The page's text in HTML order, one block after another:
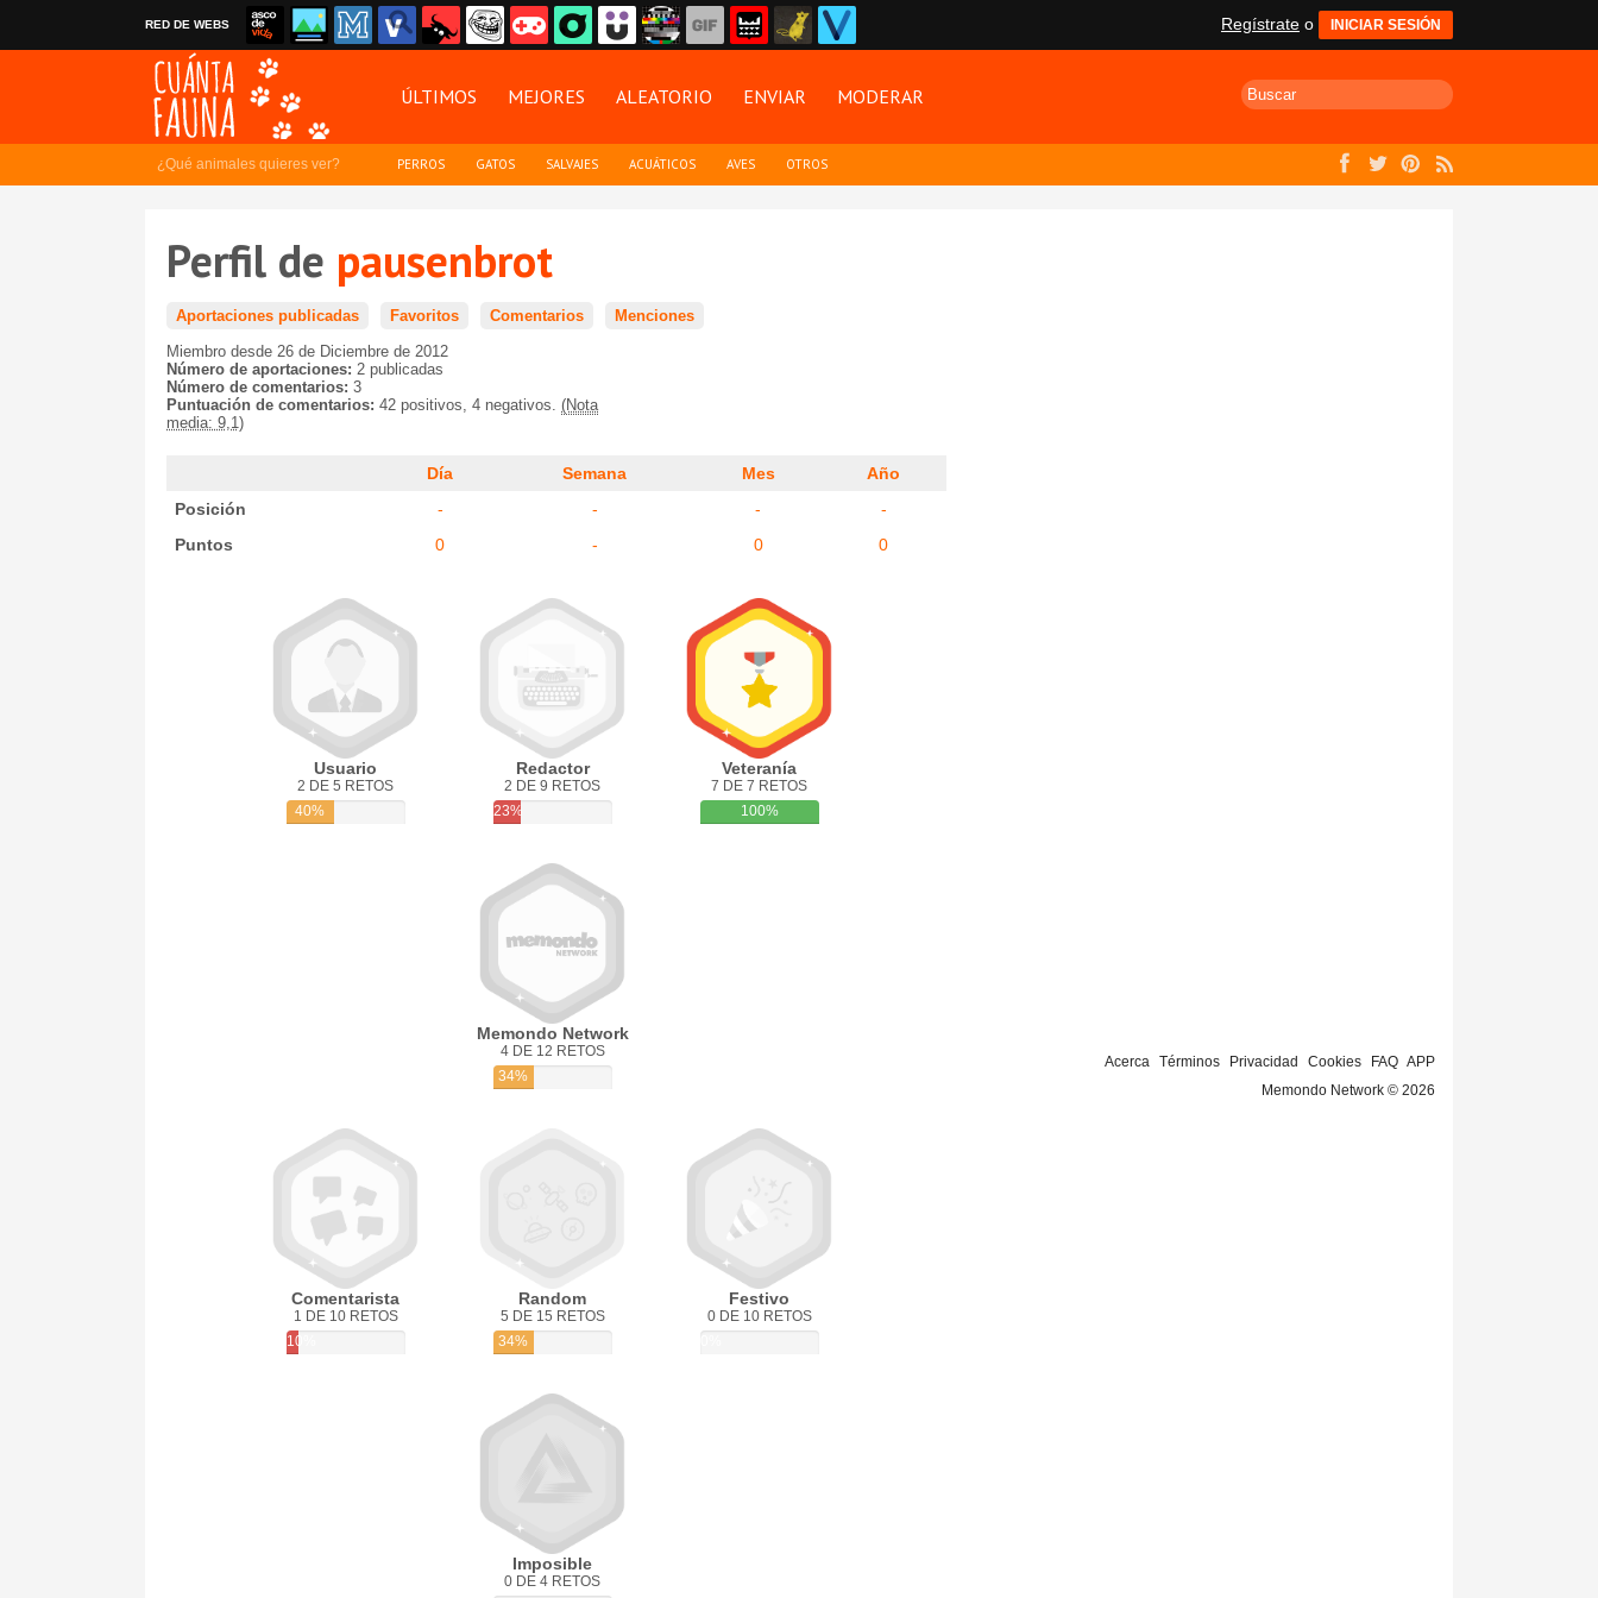
RED DE WEBS Regístrate o INICIAR SESIÓN
ÚLTIMOS MEJORES ALEATORIO ENVIAR MODERAR
¿Qué animales quieres ver? PERROS GATOS SALVAJES ACUÁTICOS AVES OTROS
Perfil de pausenbrot
Aportaciones publicadas Favoritos Comentarios
Menciones
Miembro desde 26 de Diciembre de 2012
Número de aportaciones: 2 publicadas
Número de comentarios: 3
Puntuación de comentarios: 42 positivos, 4 negativos. (Nota
media: 9,1)
Día Semana Mes
Año
Posición
- - -
-
Puntos
0 - 0 0
Usuario
2 DE 5 RETOS
40%
Redactor
2 DE 9 RETOS
23%
Veteranía
7 DE 7 RETOS
100%
Memondo Network
4 DE 12 RETOS
34%
Comentarista
1 DE 10 RETOS
10%
Random
5 DE 15 RETOS
34%
Festivo
0 DE 10 RETOS
Imposible
0 DE 4 RETOS
Acerca Términos Privacidad Cookies FAQ APP
Memondo Network © 2026